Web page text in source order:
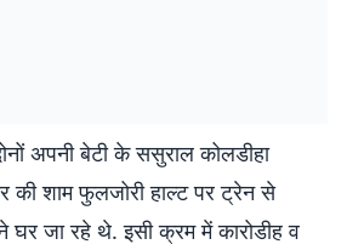
अपनी बेटी के ससुराल कोलडीहा
की शाम फुलजोरी हाल्ट पर ट्रेन से
जा रहे थे. इसी क्रम में कारोडीह व